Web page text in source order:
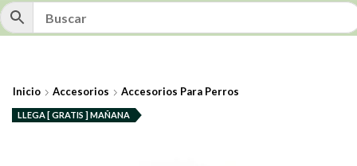
Inicio Accesorios Accesorios Para Perros
LLEGA [ GRATIS ] MAÑANA